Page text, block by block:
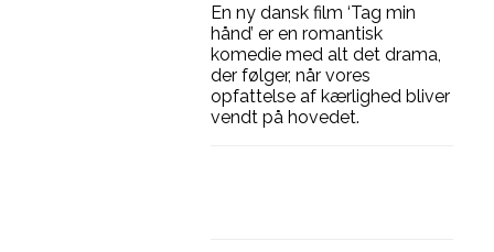
En ny dansk film ‘Tag min
hånd’ er en romantisk
komedie med alt det drama,
der følger, når vores
opfattelse af kærlighed bliver
vendt på hovedet.